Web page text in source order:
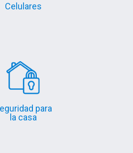
Celulares
para
la casa